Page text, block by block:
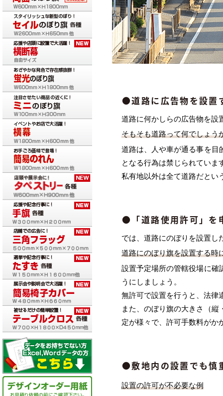
●道路に広告物を設置
道路に何かしらの広告物を設
そもそも道路って何でしょう
道路は、人や車が通る事を目
となる行為は禁じられていま
私有地以外は全て道路だとい
●「道路使用許可」を
では、道路にのぼりを設置し
道路にのぼり旗を設置する時
設置予定場所の管轄役場に確
うにしましょう。
無許可で設置を行うと、法律
また、のぼり旗の大きさ（
定が様々で、許可手数料がか
●敷地内の設置でも慎
設置の許可が不必要な例